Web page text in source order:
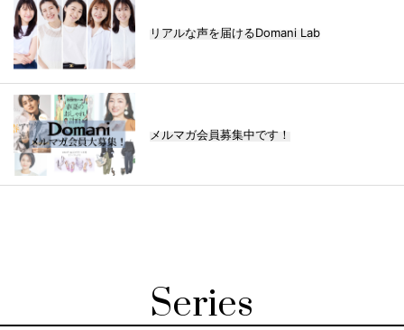
リアルな声を届けるDomani Lab
メルマガ会員募集中です！
Series